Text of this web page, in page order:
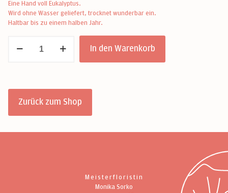
Eine Hand voll Eukalyptus.
Wird ohne Wasser geliefert, trocknet wunderbar ein.
Haltbar bis zu einem halben Jahr.
Eukalyptus
In den Warenkorb
Zurück zum Shop
Meisterfloristin
Monika Sorko